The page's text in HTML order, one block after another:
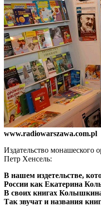
www.radiowarszawa.com.pl
Издательство монашеского
Петр Хенсель:
В нашем издетельстве,
России как Екатерина
В своих книгах Колышкина
Так звучат и названия